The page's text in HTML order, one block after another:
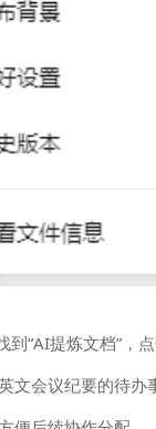
“AI提炼文档”，
文会议纪要的待